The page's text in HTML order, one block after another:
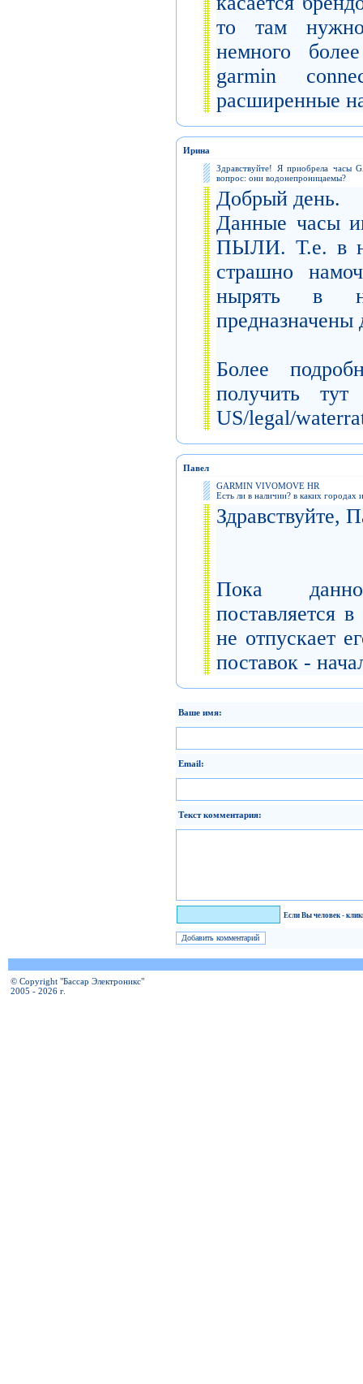
то там нужно
немного
garmin
расширенные
Ирина
Здравствуйте! Я приобрела часы
вопрос: они водонепроницаемы?
Добрый день.
Данные часы
ПЫЛИ. Т.е. в
страшно
нырять в
предназначены
Более
получить тут
US/legal/
Павел
GARMIN VIVOMOVE HR
Есть ли в наличии? в каких городах
Здравствуйте,
Пока
поставляется
не отпускает
поставок -
Ваше имя:
Email:
Текст комментария:
Если Вы человек -
© Copyright "Бассар Электроникс"
2005 - 2026 г.